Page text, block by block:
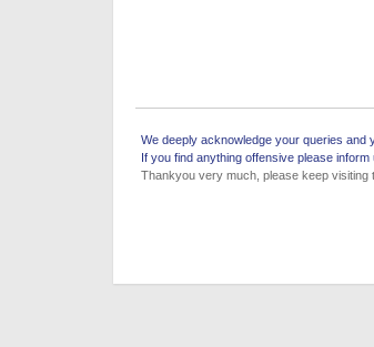
We deeply acknowledge your queries and
If you find anything offensive please
Thankyou very much, please keep visiting